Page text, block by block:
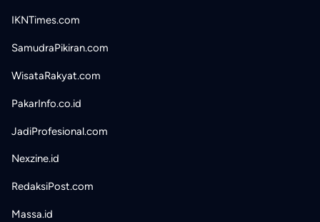
IKNTimes.com
SamudraPikiran.com
WisataRakyat.com
PakarInfo.co.id
JadiProfesional.com
Nexzine.id
RedaksiPost.com
Massa.id